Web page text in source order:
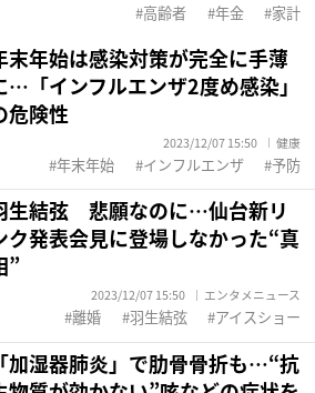
高齢者 年金 家計
末年始は感染対策が完全に手薄
…「インフルエンザ2度め感染」
危険性
2023/12/07 15:50 健康
年末年始 インフルエンザ 予防
生結弦 悲願なのに…仙台新リ
ク発表会見に登場しなかった“真
”
2023/12/07 15:50 エンタメニュース
離婚 羽生結弦 アイスショー
「加湿器肺炎」で肋骨骨折も…“抗